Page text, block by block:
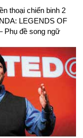
thoại chiến binh 2
LEGENDS OF
Phụ đề song ngữ